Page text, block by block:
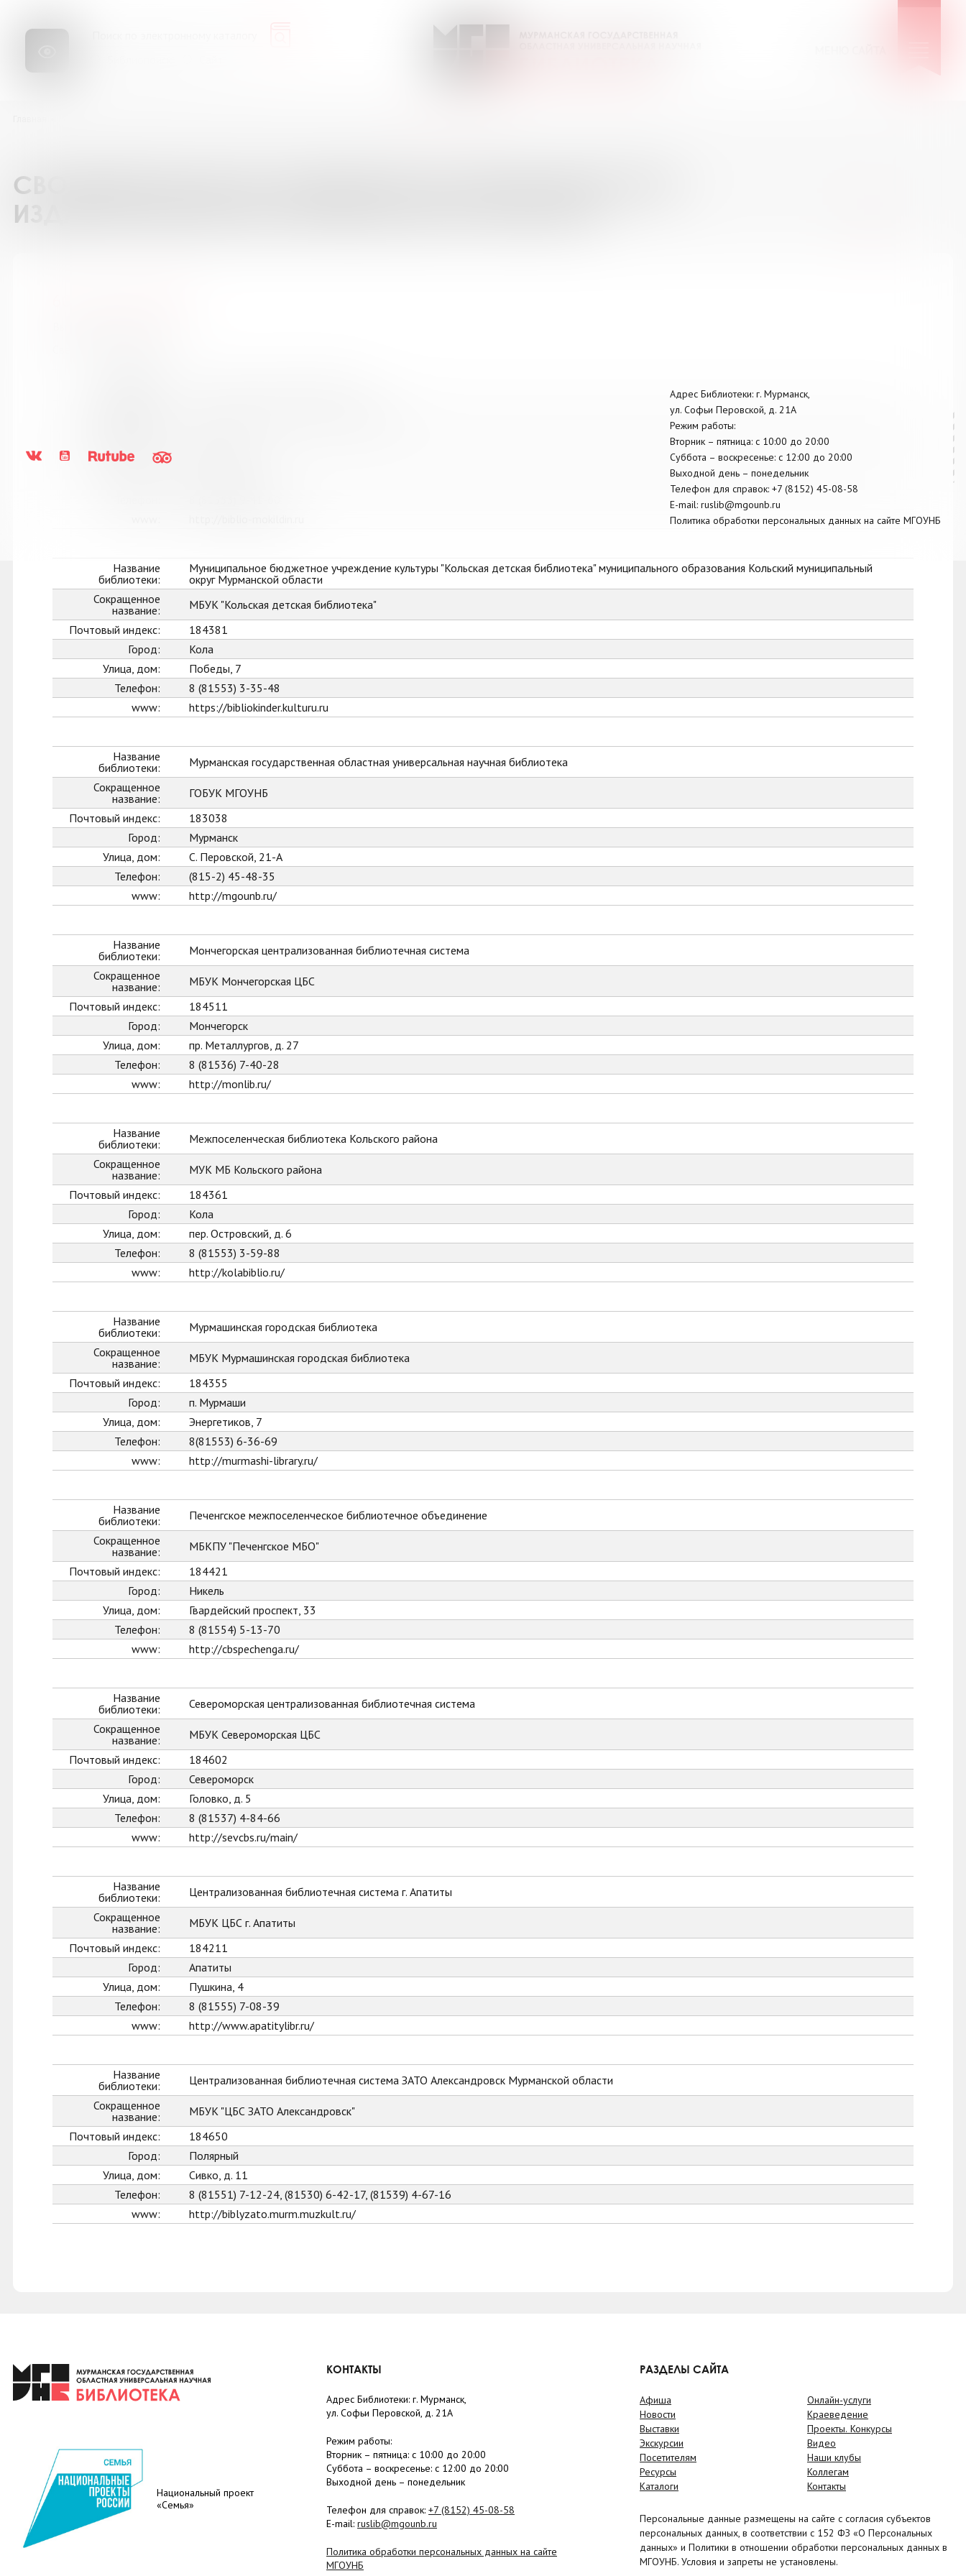
Адрес Библиотеки: г. Мурманск,
ул. Софьи Перовской, д. 21А
Режим работы:
Вторник – пятница: с 10:00 до 20:00
Суббота – воскресенье: c 12:00 до 20:00
Выходной день – понедельник
Телефон для справок: +7 (8152) 45-08-58
E-mail: ruslib@mgounb.ru
Политика обработки персональных данных на сайте МГОУНБ
СВОДНЫЙ КАТАЛОГ ПОДПИСКИ НА ПЕРИОДИЧЕСКИЕ
ИЗДАНИЯ БИБЛИОТЕК МУРМАНСКОЙ ОБЛАСТИ
Город:
Название
библиотеки:
Муниципальное бюджетное учреждение культуры "Кольская детская библиотека" муниципального образования Кольский муниципальный
округ Мурманской области
Сокращенное
название:
МБУК "Кольская детская библиотека"
Почтовый индекс:
184381
Город:
Кола
Улица, дом:
Победы, 7
Телефон:
8 (81553) 3-35-48
www:
https://bibliokinder.kulturu.ru
Название
библиотеки:
Мурманская государственная областная универсальная научная библиотека
Сокращенное
название:
ГОБУК МГОУНБ
Почтовый индекс:
183038
Город:
Мурманск
Улица, дом:
С. Перовской, 21-А
Телефон:
(815-2) 45-48-35
www:
http://mgounb.ru/
Название
библиотеки:
Мончегорская централизованная библиотечная система
Сокращенное
название:
МБУК Мончегорская ЦБС
Почтовый индекс:
184511
Город:
Мончегорск
Улица, дом:
пр. Металлургов, д. 27
Телефон:
8 (81536) 7-40-28
www:
http://monlib.ru/
Название
библиотеки:
Межпоселенческая библиотека Кольского района
Сокращенное
название:
МУК МБ Кольского района
Почтовый индекс:
184361
Город:
Кола
Улица, дом:
пер. Островский, д. 6
Телефон:
8 (81553) 3-59-88
www:
http://kolabiblio.ru/
Название
библиотеки:
Мурмашинская городская библиотека
Сокращенное
название:
МБУК Мурмашинская городская библиотека
Почтовый индекс:
184355
Город:
п. Мурмаши
Улица, дом:
Энергетиков, 7
Телефон:
8(81553) 6-36-69
www:
http://murmashi-library.ru/
Название
библиотеки:
Печенгское межпоселенческое библиотечное объединение
Сокращенное
название:
МБКПУ "Печенгское МБО"
Почтовый индекс:
184421
Город:
Никель
Улица, дом:
Гвардейский проспект, 33
Телефон:
8 (81554) 5-13-70
www:
http://cbspechenga.ru/
Название
библиотеки:
Североморская централизованная библиотечная система
Сокращенное
название:
МБУК Североморская ЦБС
Почтовый индекс:
184602
Город:
Североморск
Улица, дом:
Головко, д. 5
Телефон:
8 (81537) 4-84-66
www:
http://sevcbs.ru/main/
Название
библиотеки:
Централизованная библиотечная система г. Апатиты
Сокращенное
название:
МБУК ЦБС г. Апатиты
Почтовый индекс:
184211
Город:
Апатиты
Улица, дом:
Пушкина, 4
Телефон:
8 (81555) 7-08-39
www:
http://www.apatitylibr.ru/
Название
библиотеки:
Централизованная библиотечная система ЗАТО Александровск Мурманской области
Сокращенное
название:
МБУК "ЦБС ЗАТО Александровск"
Почтовый индекс:
184650
Город:
Полярный
Улица, дом:
Сивко, д. 11
Телефон:
8 (81551) 7-12-24, (81530) 6-42-17, (81539) 4-67-16
www:
http://biblyzato.murm.muzkult.ru/
Национальный проект
«Семья»
КОНТАКТЫ
Адрес Библиотеки: г. Мурманск,
ул. Софьи Перовской, д. 21А
Режим работы:
Вторник – пятница: с 10:00 до 20:00
Суббота – воскресенье: c 12:00 до 20:00
Выходной день – понедельник
Телефон для справок: +7 (8152) 45-08-58
E-mail: ruslib@mgounb.ru
Политика обработки персональных данных на сайте
МГОУНБ
РАЗДЕЛЫ САЙТА
Афиша
Новости
Выставки
Экскурсии
Посетителям
Ресурсы
Каталоги
Онлайн-услуги
Краеведение
Проекты. Конкурсы
Видео
Наши клубы
Коллегам
Контакты
Персональные данные размещены на сайте с согласия субъектов
персональных данных, в соответствии с 152 ФЗ «О Персональных
данных» и Политики в отношении обработки персональных данных в
МГОУНБ. Условия и запреты не установлены.